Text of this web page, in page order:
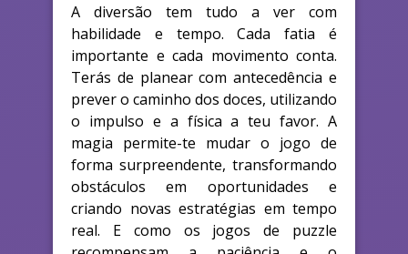
A diversão tem tudo a ver com
habilidade e tempo. Cada fatia é
importante e cada movimento conta.
Terás de planear com antecedência e
prever o caminho dos doces, utilizando
o impulso e a física a teu favor. A
magia permite-te mudar o jogo de
forma surpreendente, transformando
obstáculos em oportunidades e
criando novas estratégias em tempo
real. E como os jogos de puzzle